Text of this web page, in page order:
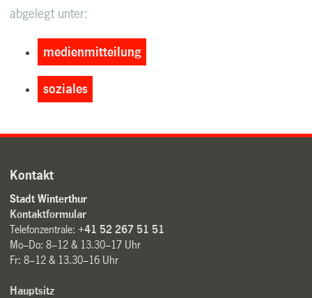
abgelegt unter:
medienmitteilung
soziales
Kontakt
Stadt Winterthur
Kontaktformular
Telefonzentrale:+41 52 267 51 51
Mo–Do: 8–12 & 13.30–17 Uhr
Fr: 8–12 & 13.30–16 Uhr
Hauptsitz